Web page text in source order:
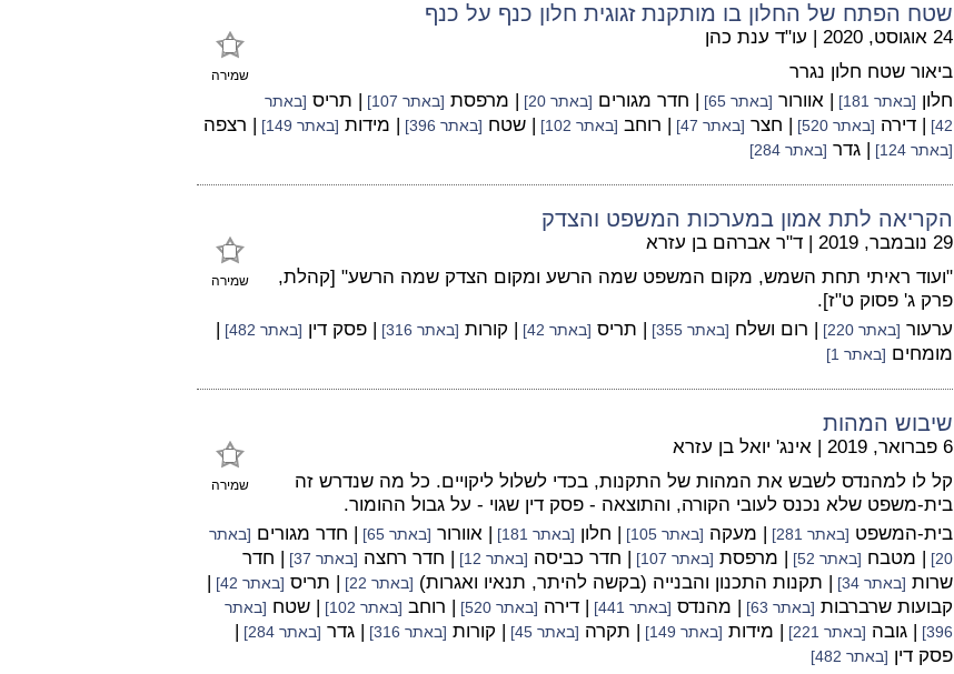
שטח הפתח של החלון בו מותקנת זגוגית חלון כנף על כנף
שמירה
24 אוגוסט, 2020 | עו"ד ענת כהן
ביאור שטח חלון נגרר
חלון [באתר 181] | אוורור [באתר 65] | חדר מגורים [באתר 20] | מרפסת [באתר 107] | תריס [באתר
42] | דירה [באתר 520] | חצר [באתר 47] | רוחב [באתר 102] | שטח [באתר 396] | מידות [באתר 149] | רצפה
[באתר 124] | גדר [באתר 284]
הקריאה לתת אמון במערכות המשפט והצדק
שמירה
29 נובמבר, 2019 | ד"ר אברהם בן עזרא
"ועוד ראיתי תחת השמש, מקום המשפט שמה הרשע ומקום הצדק שמה הרשע" [קהלת,
פרק ג' פסוק ט"ז].
ערעור [באתר 220] | רום ושלח [באתר 355] | תריס [באתר 42] | קורות [באתר 316] | פסק דין [באתר 482]
|
מומחים [באתר 1]
שיבוש המהות
שמירה
6 פברואר, 2019 | אינג' יואל בן עזרא
קל לו למהנדס לשבש את המהות של התקנות, בכדי לשלול ליקויים. כל מה שנדרש זה
בית-משפט שלא נכנס לעובי הקורה, והתוצאה - פסק דין שגוי - על גבול ההומור.
בית-המשפט [באתר 281] | מעקה [באתר 105] | חלון [באתר 181] | אוורור [באתר 65] | חדר מגורים [באתר
20] | מטבח [באתר 52] | מרפסת [באתר 107] | חדר כביסה [באתר 12] | חדר רחצה [באתר 37]
| חדר
שרות [באתר 34] | תקנות התכנון והבנייה (בקשה להיתר, תנאיו ואגרות) [באתר 22] | תריס [באתר 42]
|
קבועות שרברבות [באתר 63] | מהנדס [באתר 441] | דירה [באתר 520] | רוחב [באתר 102] | שטח [באתר
396] | גובה [באתר 221] | מידות [באתר 149] | תקרה [באתר 45] | קורות [באתר 316] | גדר [באתר 284]
|
פסק דין [באתר 482]